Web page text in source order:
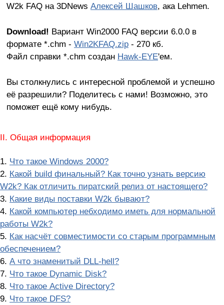
W2k FAQ на 3DNews Алексей Шашков, ака Lehmen.
Download! Вариант Win2000 FAQ версии 6.0.0 в
формате *.chm - Win2KFAQ.zip- 270 кб.
Файл справки *.chm создан Hawk-EYE'ем.
Вы столкнулись с интересной проблемой и успешно
её разрешили? Поделитесь с нами! Возможно, это
поможет ещё кому нибудь.
II. Общая информация
1. Что такое Windows 2000?
2. Какой build финальный? Как точно узнать версию
W2k? Как отличить пиратский релиз от настоящего?
3. Какие виды поставки W2k бывают?
4. Какой компьютер небходимо иметь для нормальной
работы W2k?
5. Как насчёт совместимости со старым программным
обеспечением?
6. А что знаменитый DLL-hell?
7. Что такое Dynamic Disk?
8. Что такое Active Directory?
9. Что такое DFS?